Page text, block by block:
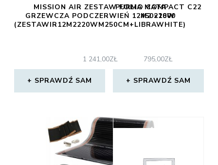
MISSION AIR ZESTAW FOLIA MATA
GRZEWCZA PODCZERWIEŃ 12M2 220W
(ZESTAWIR12M2220WM250CM+LIBRAWHITE)
1 241,00ZŁ
SPRAWDŹ SAM
PURMO COMPACT C22
450×1800
795,00ZŁ
SPRAWDŹ SAM